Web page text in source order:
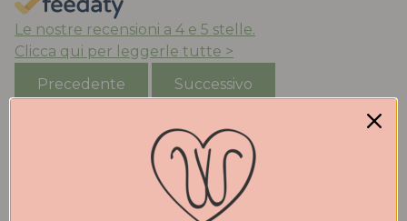
Le nostre recensioni a 4 e 5 stelle.
Clicca qui per leggerle tutte >
Precedente
Successivo
Acquisto da anni le scarpe di Walter che trovo
molto belle e comode. Qualità eccezionale. Stile ed